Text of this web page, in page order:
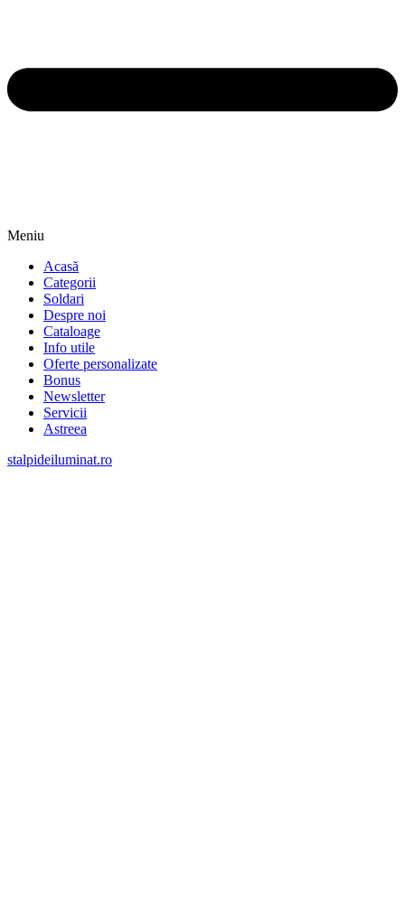
Meniu
Acasă
Categorii
Soldari
Despre noi
Cataloage
Info utile
Oferte personalizate
Bonus
Newsletter
Servicii
Astreea
stalpideiluminat.ro